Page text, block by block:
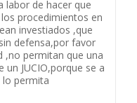
labor de hacer que
procedimientos en
investiados ,que
defensa,por favor
,no permitan que una
JUCIO,porque se a
lo permita